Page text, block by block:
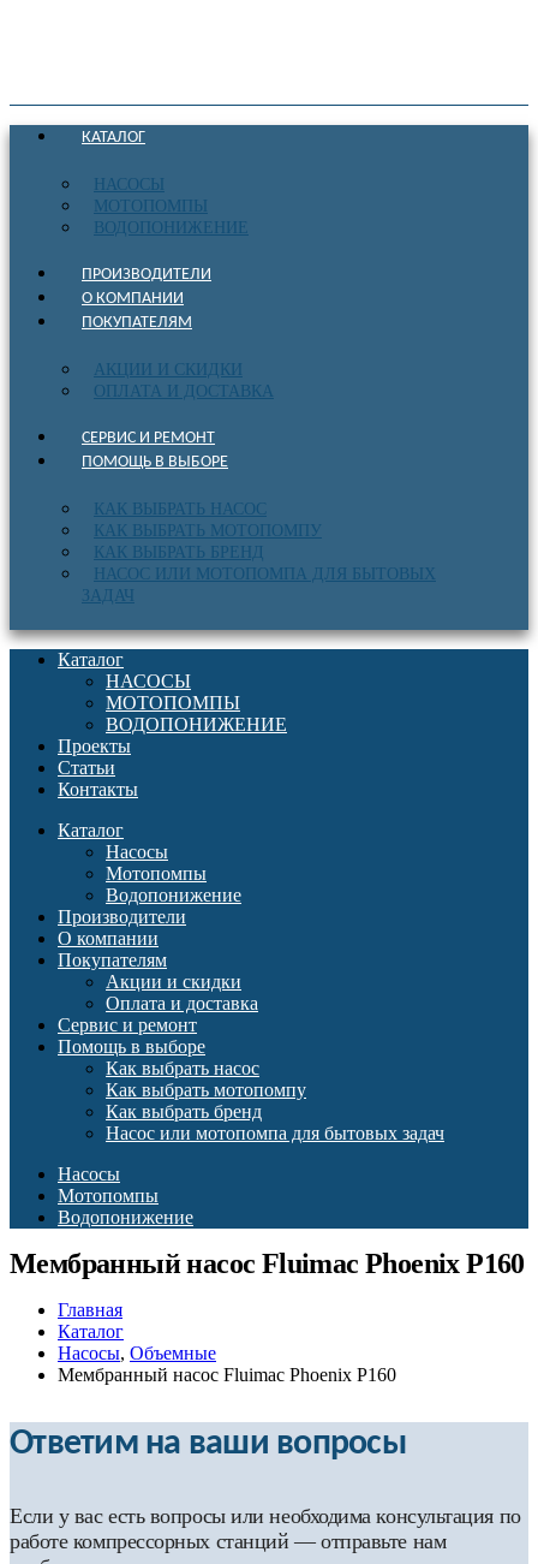
КАТАЛОГ
НАСОСЫ
МОТОПОМПЫ
ВОДОПОНИЖЕНИЕ
ПРОИЗВОДИТЕЛИ
О КОМПАНИИ
ПОКУПАТЕЛЯМ
АКЦИИ И СКИДКИ
ОПЛАТА И ДОСТАВКА
СЕРВИС И РЕМОНТ
ПОМОЩЬ В ВЫБОРЕ
КАК ВЫБРАТЬ НАСОС
КАК ВЫБРАТЬ МОТОПОМПУ
КАК ВЫБРАТЬ БРЕНД
НАСОС ИЛИ МОТОПОМПА ДЛЯ БЫТОВЫХ
ЗАДАЧ
Каталог
НАСОСЫ
МОТОПОМПЫ
ВОДОПОНИЖЕНИЕ
Проекты
Статьи
Контакты
Каталог
Насосы
Мотопомпы
Водопонижение
Производители
О компании
Покупателям
Акции и скидки
Оплата и доставка
Сервис и ремонт
Помощь в выборе
Как выбрать насос
Как выбрать мотопомпу
Как выбрать бренд
Насос или мотопомпа для бытовых задач
Насосы
Мотопомпы
Водопонижение
Мембранный насос Fluimac Phoenix P160
Главная
Каталог
Насосы, Объемные
Мембранный насос Fluimac Phoenix P160
Ответим на ваши вопросы
Если у вас есть вопросы или необходима консультация по
работе компрессорных станций — отправьте нам